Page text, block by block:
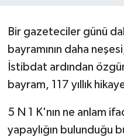
Bir gazeteciler günü
bayramının daha
İstibdat ardından
bayram, 117 yıllık
5 N 1 K'nın ne anlam
yapaylığın bulunduğu
SOSYAL
SPONSORLU YAZI
SPOR